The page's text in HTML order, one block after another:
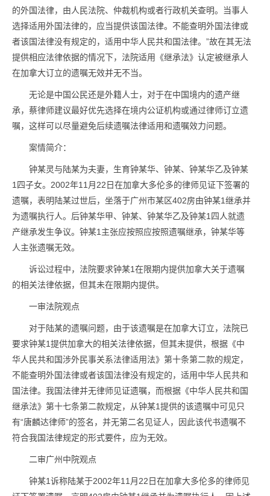
的外国法律，由人民法院、仲裁机构或者行政机关查明。当事人
选择适用外国法律的，应当提供该国法律。不能查明外国法律或
者该国法律没有规定的，适用中华人民共和国法律。”故在其无法
提供相应法律依据的情况下，法院适用《继承法》认定被继承人
在加拿大订立的遗嘱无效并无不当。
无论是中国公民还是外籍人士，对于在中国境内的遗产继
承，蔡律师建议最好优先选择在境内公证机构或通过律师订立遗
嘱，这样可以尽量避免后续遗嘱法律适用和遗嘱效力问题。
案情简介：
钟某灵与陆某为夫妻，生育钟某华、钟某、钟某华乙及钟某
1四子女。2002年11月22日在加拿大多伦多的律师见证下签署的
遗嘱，表明陆某过世后，坐落于广州市某区402房由钟某1继承并
为遗嘱执行人。后钟某华甲、钟某、钟某华乙及钟某1四人就遗
产继承发生争议。钟某1主张应按照应按照遗嘱继承，钟某华等
人主张遗嘱无效。
诉讼过程中，法院要求钟某1在限期内提供加拿大关于遗嘱
的相关法律依据，但其未在限期内提供。
一审法院观点
对于陆某的遗嘱问题，由于该遗嘱是在加拿大订立，法院已
要求钟某1提供加拿大的相关法律依据，但其未提供，根据《中
华人民共和国涉外民事关系法律适用法》第十条第二款的规定，
不能查明外国法律或者该国法律没有规定的，适用中华人民共和
国法律。我国法律并无律师见证遗嘱，而根据《中华人民共和国
继承法》第十七条第二款规定，从钟某1提供的该遗嘱中可见只
有“唐麟达律师”的签名，并无第二名见证人，因此该代书遗嘱不
符合我国法律规定的形式要件，应为无效。
二审广州中院观点
钟某1诉称陆某于2002年11月22日在加拿大多伦多的律师见